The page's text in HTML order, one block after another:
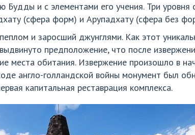
и с элементами его учения. Три уровня
(сфера форм) и Арупадхату (сфера без
и заросший джунглями. Как этот
предположение, что после
места обитания. Извержение произошло в
англо-голландской войны монумент был
капитальная реставрация комплекса.